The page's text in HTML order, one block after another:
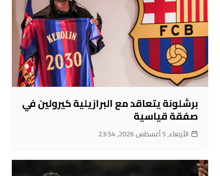
برشلونة يتعاقد مع البرازيلية كيرولين في
صفقة قياسية
الأربعاء, 5 أغسطس 2026, 23:54